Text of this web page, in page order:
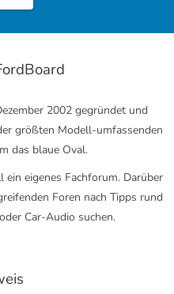
2002 gegründet und
größten Modell-umfassenden
das blaue Oval.
eigenes Fachforum. Darüber
Foren nach Tipps rund
Car-Audio suchen.